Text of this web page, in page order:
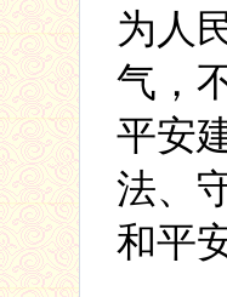
为人
气，
平安
法、
和平